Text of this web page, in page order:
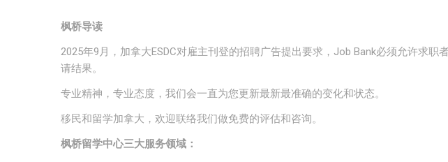
枫桥导读
2025年9月，加拿大ESDC对雇主刊登的招聘广告提出要求，Job Bank必须允许求职
请结果。
专业精神，专业态度，我们会一直为您更新最新最准确的变化和状态。
移民和留学加拿大，欢迎联络我们做免费的评估和咨询。
枫桥留学中心三大服务领域：